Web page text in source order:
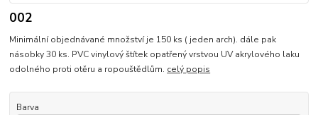
002
Minimální objednávané množství je 150 ks ( jeden arch). dále pak
násobky 30 ks. PVC vinylový štítek opatřený vrstvou UV akrylového laku
odolného proti otěru a ropouštědlům. celý popis
Barva